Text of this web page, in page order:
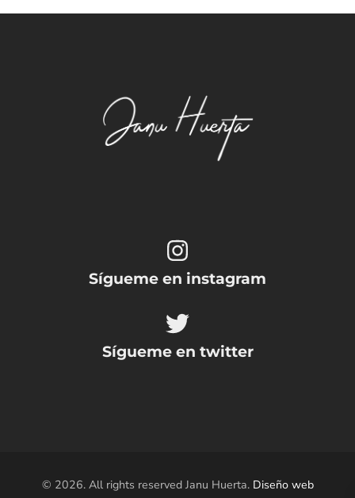
Sígueme en instagram
Sígueme en twitter
© 2026. All rights reserved Janu Huerta. Diseño web